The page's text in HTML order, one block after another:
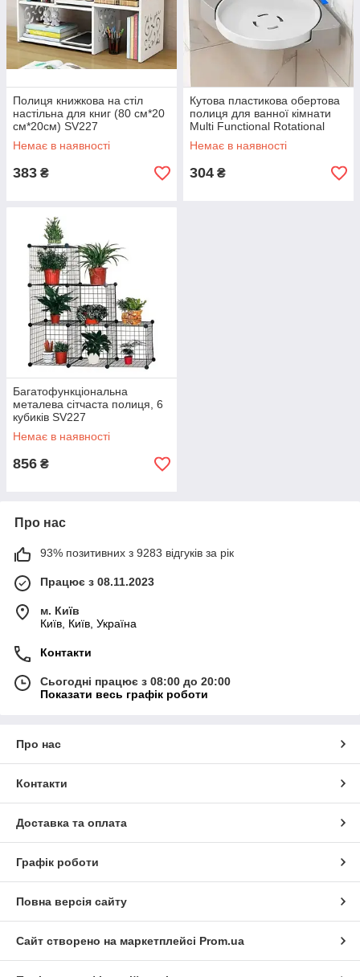
Полиця книжкова на стіл
настільна для книг (80 см*20
см*20см) SV227
Немає в наявності
383 ₴
Кутова пластикова обертова
полиця для ванної кімнати
Multi Functional Rotational
Tray Органайзер у ванну
SV227
Немає в наявності
304 ₴
Багатофункціональна
металева сітчаста полиця, 6
кубиків SV227
Немає в наявності
856 ₴
Про нас
93% позитивних з 9283 відгуків за рік
Працює з 08.11.2023
м. Київ
Київ, Київ, Україна
Контакти
Сьогодні працює з 08:00 до 20:00
Показати весь графік роботи
Про нас
Контакти
Доставка та оплата
Графік роботи
Повна версія сайту
Сайт створено на маркетплейсі Prom.ua